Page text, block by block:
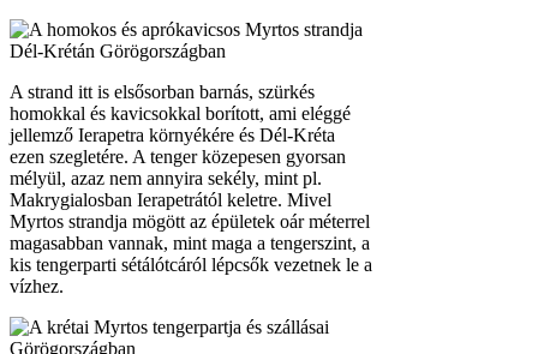
A strand itt is elsősorban barnás, szürkés
homokkal és kavicsokkal borított, ami eléggé
jellemző Ierapetra környékére és Dél-Kréta
ezen szegletére. A tenger közepesen gyorsan
mélyül, azaz nem annyira sekély, mint pl.
Makrygialosban Ierapetrától keletre. Mivel
Myrtos strandja mögött az épületek oár méterrel
magasabban vannak, mint maga a tengerszint, a
kis tengerparti sétálótcáról lépcsők vezetnek le a
vízhez.